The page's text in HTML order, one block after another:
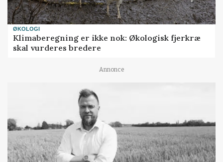
ØKOLOGI
Klimaberegning er ikke nok: Økologisk fjerkræ
skal vurderes bredere
Annonce